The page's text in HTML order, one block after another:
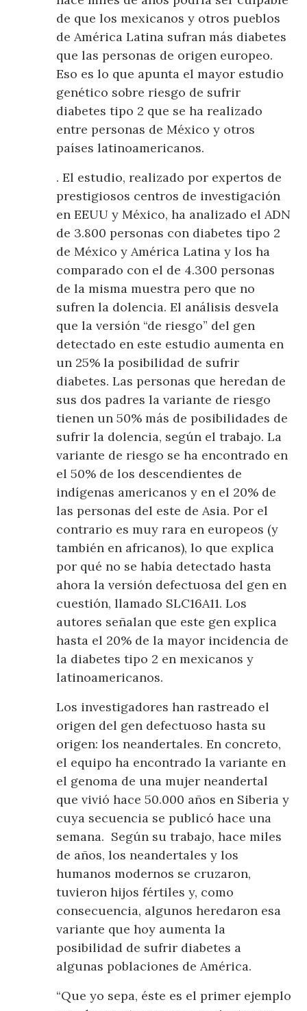
de que los mexicanos y otros pueblos
de América Latina sufran más diabetes
que las personas de origen europeo.
Eso es lo que apunta el mayor estudio
genético sobre riesgo de sufrir
diabetes tipo 2 que se ha realizado
entre personas de México y otros
países latinoamericanos.
. El estudio, realizado por expertos de
prestigiosos centros de investigación
en EEUU y México, ha analizado el ADN
de 3.800 personas con diabetes tipo 2
de México y América Latina y los ha
comparado con el de 4.300 personas
de la misma muestra pero que no
sufren la dolencia. El análisis desvela
que la versión “de riesgo” del gen
detectado en este estudio aumenta en
un 25% la posibilidad de sufrir
diabetes. Las personas que heredan de
sus dos padres la variante de riesgo
tienen un 50% más de posibilidades de
sufrir la dolencia, según el trabajo. La
variante de riesgo se ha encontrado en
el 50% de los descendientes de
indígenas americanos y en el 20% de
las personas del este de Asia. Por el
contrario es muy rara en europeos (y
también en africanos), lo que explica
por qué no se había detectado hasta
ahora la versión defectuosa del gen en
cuestión, llamado SLC16A11. Los
autores señalan que este gen explica
hasta el 20% de la mayor incidencia de
la diabetes tipo 2 en mexicanos y
latinoamericanos.
Los investigadores han rastreado el
origen del gen defectuoso hasta su
origen: los neandertales. En concreto,
el equipo ha encontrado la variante en
el genoma de una mujer neandertal
que vivió hace 50.000 años en Siberia y
cuya secuencia se publicó hace una
semana. Según su trabajo, hace miles
de años, los neandertales y los
humanos modernos se cruzaron,
tuvieron hijos fértiles y, como
consecuencia, algunos heredaron esa
variante que hoy aumenta la
posibilidad de sufrir diabetes a
algunas poblaciones de América.
“Que yo sepa, éste es el primer ejemplo